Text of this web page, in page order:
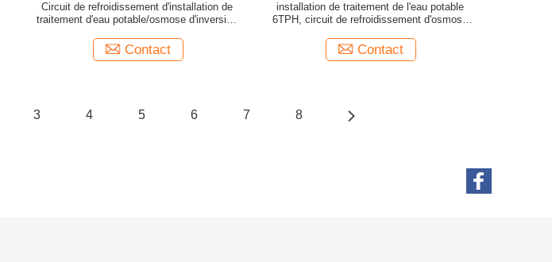
Circuit de refroidissement d'installation de
traitement d'eau potable/osmose d'inversion
Contact
installation de traitement de l'eau potable
6TPH, circuit de refroidissement d'osmose
Contact
3 4 5 6 7 8